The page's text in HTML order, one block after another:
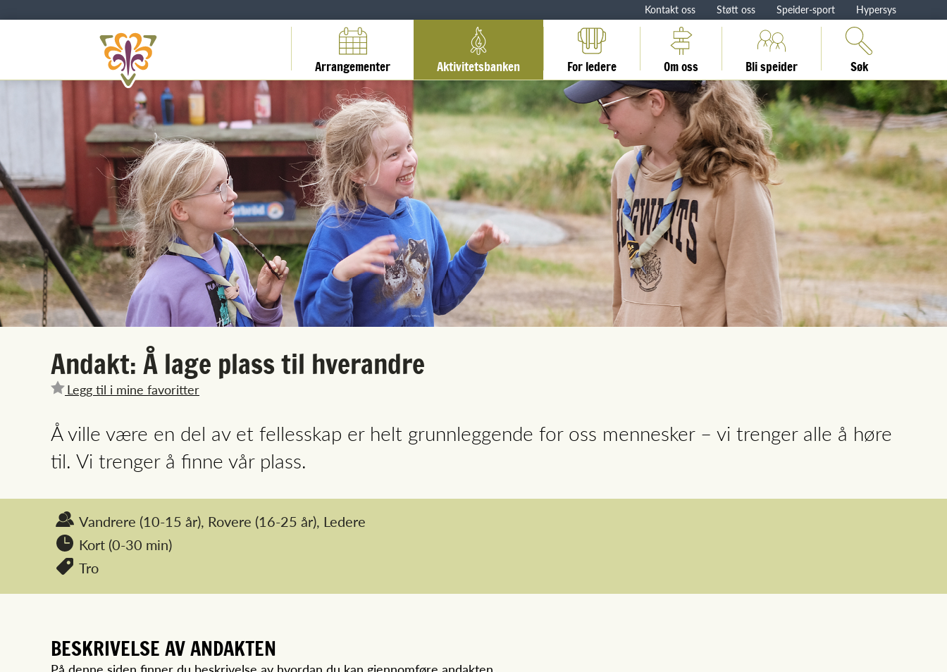
Kontakt oss Støtt oss Speider-sport Hypersys
Arrangementer Aktivitetsbanken For ledere Om oss Bli speider Søk
Andakt: Å lage plass til hverandre
Legg til i mine favoritter
Å ville være en del av et fellesskap er helt grunnleggende for oss mennesker – vi trenger alle å høre
til. Vi trenger å finne vår plass.
Vandrere (10-15 år), Rovere (16-25 år), Ledere
Kort (0-30 min)
Tro
BESKRIVELSE AV ANDAKTEN